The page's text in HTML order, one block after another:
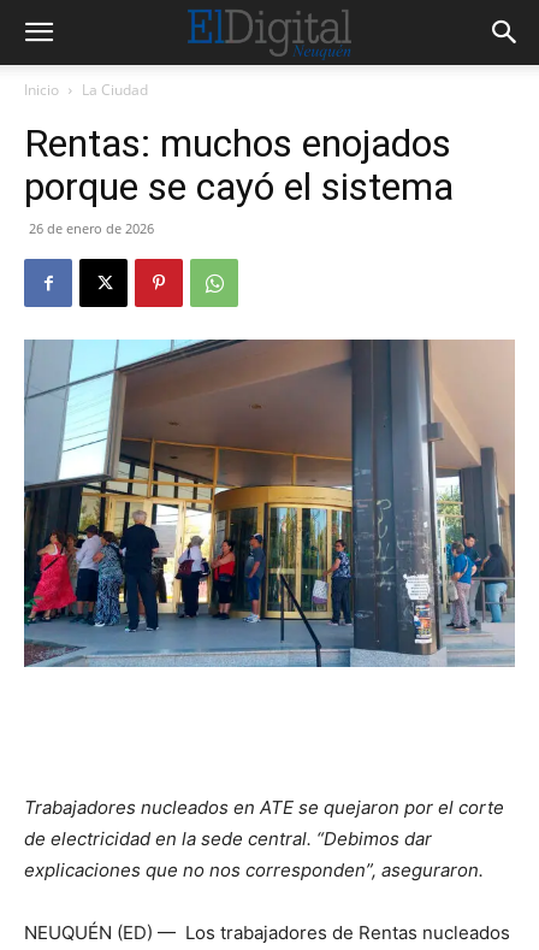
Inicio La Ciudad
Rentas: muchos enojados
porque se cayó el sistema
26 de enero de 2026
Trabajadores nucleados en ATE se quejaron por el corte
de electricidad en la sede central. “Debimos dar
explicaciones que no nos corresponden”, aseguraron.
NEUQUÉN (ED) — Los trabajadores de Rentas nucleados